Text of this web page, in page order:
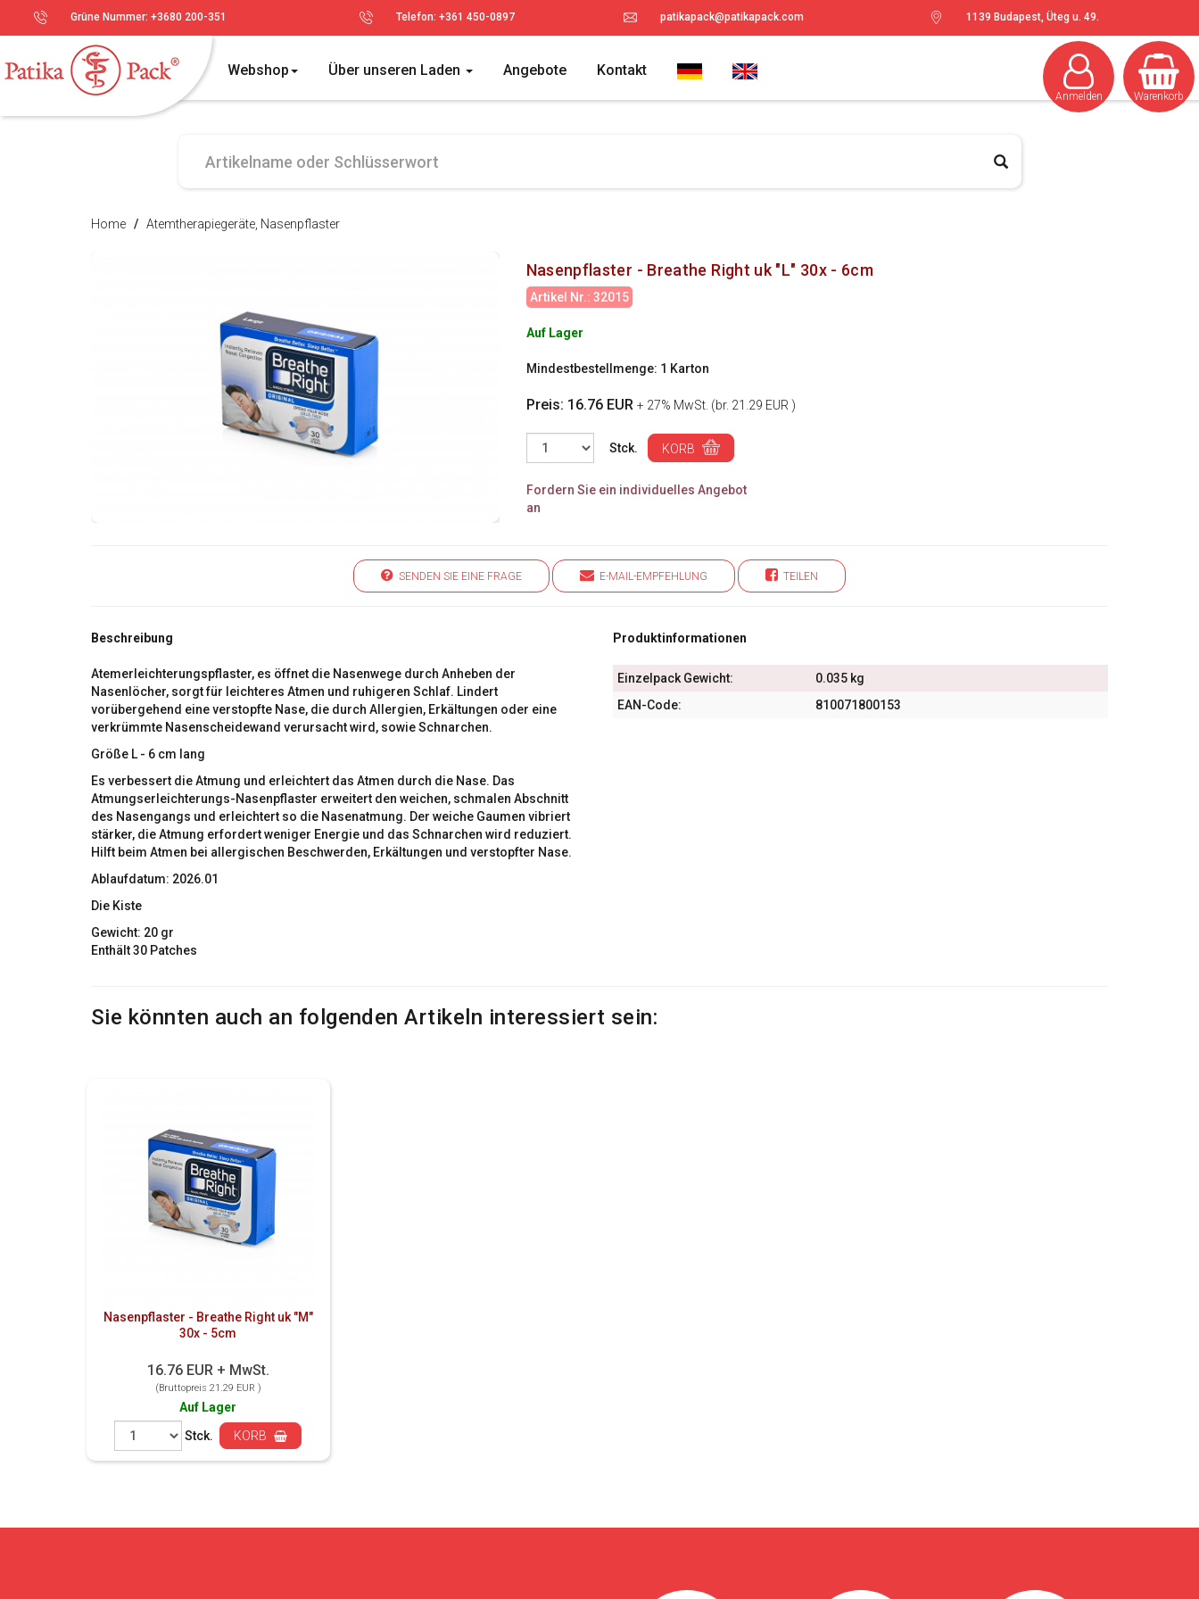
Grüne Nummer: +3680 200-351 Telefon: +361 450-0897 patikapack@patikapack.com 1139 Budapest, Üteg u. 49.
Webshop Über unseren Laden Angebote Kontakt
Anmelden Warenkorb
Home / Atemtherapiegeräte, Nasenpflaster
Nasenpflaster - Breathe Right uk "L" 30x - 6cm
Artikel Nr.: 32015
Auf Lager
Mindestbestellmenge: 1 Karton
Preis: 16.76 EUR + 27% MwSt. (br. 21.29 EUR )
Stck. KORB
Fordern Sie ein individuelles Angebot
an
SENDEN SIE EINE FRAGE E-MAIL-EMPFEHLUNG TEILEN
Beschreibung
Atemerleichterungspflaster, es öffnet die Nasenwege durch Anheben der
Nasenlöcher, sorgt für leichteres Atmen und ruhigeren Schlaf. Lindert
vorübergehend eine verstopfte Nase, die durch Allergien, Erkältungen oder eine
verkrümmte Nasenscheidewand verursacht wird, sowie Schnarchen.
Größe L - 6 cm lang
Es verbessert die Atmung und erleichtert das Atmen durch die Nase. Das
Atmungserleichterungs-Nasenpflaster erweitert den weichen, schmalen Abschnitt
des Nasengangs und erleichtert so die Nasenatmung. Der weiche Gaumen vibriert
stärker, die Atmung erfordert weniger Energie und das Schnarchen wird reduziert.
Hilft beim Atmen bei allergischen Beschwerden, Erkältungen und verstopfter Nase.
Ablaufdatum: 2026.01
Die Kiste
Gewicht: 20 gr
Enthält 30 Patches
Produktinformationen
Einzelpack Gewicht:
0.035 kg
EAN-Code:
810071800153
Sie könnten auch an folgenden Artikeln interessiert sein:
Nasenpflaster - Breathe Right uk "M"
30x - 5cm
16.76 EUR + MwSt.
(Bruttopreis 21.29 EUR )
Auf Lager
Stck.
KORB